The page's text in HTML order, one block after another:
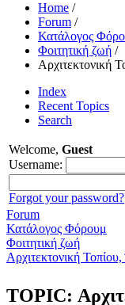
Home /
Forum /
Κατάλογος
Φοιτητική ζωή /
Αρχιτεκτονική
Index
Recent Topics
Search
Welcome, Guest
Username:
Forgot your password?
Forum
Κατάλογος Φόρουμ
Φοιτητική ζωή
Αρχιτεκτονική
TOPIC: